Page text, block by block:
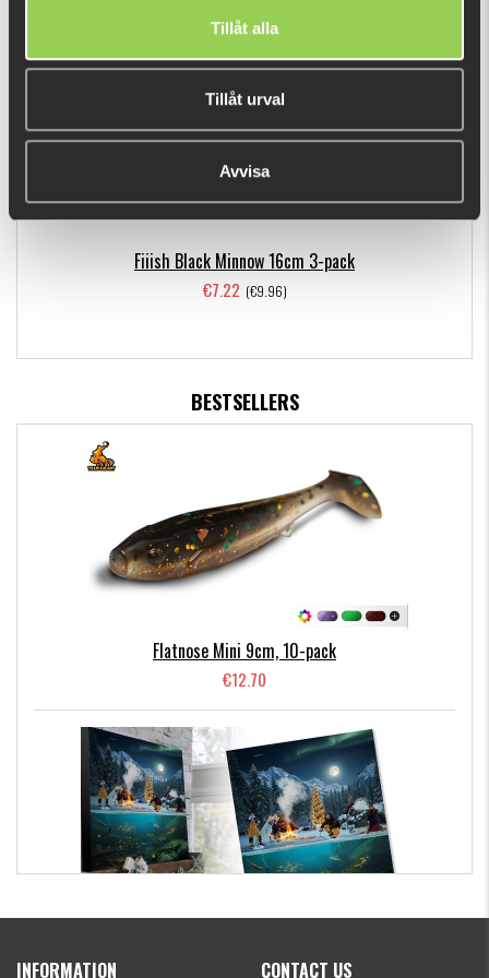
Tillåt alla
Tillåt urval
Avvisa
Fiiish Black Minnow 16cm 3-pack
€7.22 (€9.96)
BESTSELLERS
Flatnose Mini 9cm, 10-pack
€12.70
€154.86
INFORMATION CONTACT US